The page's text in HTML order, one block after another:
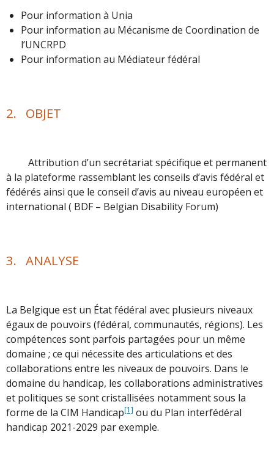
Pour information à Unia
Pour information au Mécanisme de Coordination de
l’UNCRPD
Pour information au Médiateur fédéral
2. OBJET
Attribution d’un secrétariat spécifique et permanent
à la plateforme rassemblant les conseils d’avis fédéral et
fédérés ainsi que le conseil d’avis au niveau européen et
international ( BDF – Belgian Disability Forum)
3. ANALYSE
La Belgique est un État fédéral avec plusieurs niveaux
égaux de pouvoirs (fédéral, communautés, régions). Les
compétences sont parfois partagées pour un même
domaine ; ce qui nécessite des articulations et des
collaborations entre les niveaux de pouvoirs. Dans le
domaine du handicap, les collaborations administratives
et politiques se sont cristallisées notamment sous la
forme de la CIM Handicap[1] ou du Plan interfédéral
handicap 2021-2029 par exemple.